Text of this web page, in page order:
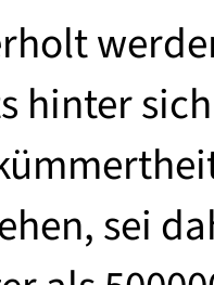
hinter
sei